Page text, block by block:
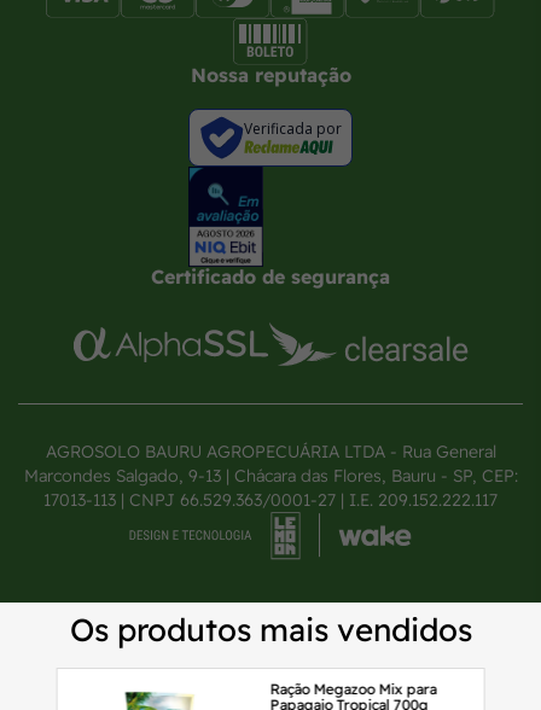
Nossa reputação
Verificada por
Certificado de segurança
AGROSOLO BAURU AGROPECUÁRIA LTDA - Rua General
Marcondes Salgado, 9-13 | Chácara das Flores, Bauru - SP, CEP:
17013-113 | CNPJ 66.529.363/0001-27 | I.E. 209.152.222.117